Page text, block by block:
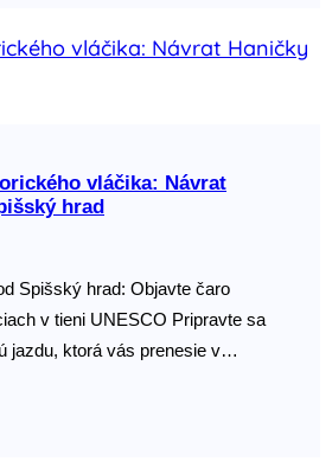
vláčika: Návrat
hrad
Spišský hrad: Objavte čaro
v tieni UNESCO Pripravte sa
jazdu, ktorá vás prenesie v…